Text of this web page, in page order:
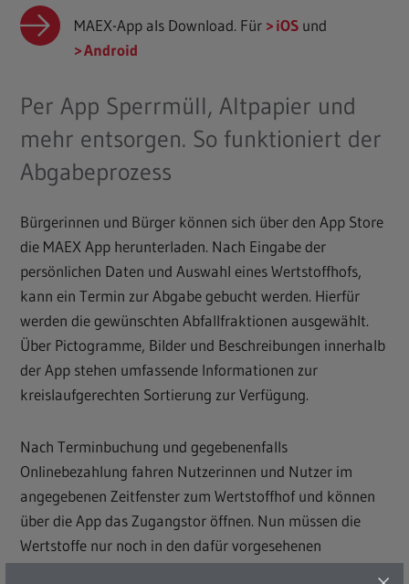
MAEX-App als Download. Für iOSund
Android
Per App Sperrmüll, Altpapier und
mehr entsorgen. So funktioniert der
Abgabeprozess
Bürgerinnen und Bürger können sich über den App Store
die MAEX App herunterladen. Nach Eingabe der
persönlichen Daten und Auswahl eines Wertstoffhofs,
kann ein Termin zur Abgabe gebucht werden. Hierfür
werden die gewünschten Abfallfraktionen ausgewählt.
Über Pictogramme, Bilder und Beschreibungen innerhalb
der App stehen umfassende Informationen zur
kreislaufgerechten Sortierung zur Verfügung.
Nach Terminbuchung und gegebenenfalls
Onlinebezahlung fahren Nutzerinnen und Nutzer im
angegebenen Zeitfenster zum Wertstoffhof und können
über die App das Zugangstor öffnen. Nun müssen die
Wertstoffe nur noch in den dafür vorgesehenen